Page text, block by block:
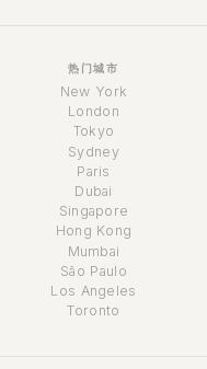
热门城市
New York
London
Tokyo
Sydney
Paris
Dubai
Singapore
Hong Kong
Mumbai
São Paulo
Los Angeles
Toronto
时间助理
Online